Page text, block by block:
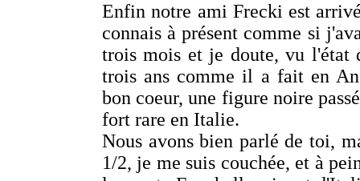
Enfin notre ami Frecki est
connais à présent comme si
trois mois et je doute, vu l'état
trois ans comme il a fait en
bon coeur, une figure noire
fort rare en Italie.
Nous avons bien parlé de toi,
1/2, je me suis couchée, et à